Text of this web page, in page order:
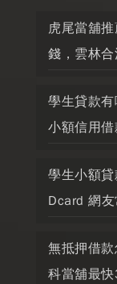
虎尾當舖
錢，雲林
學生貸款
小額信用借
學生小額貸
Dcard 網
無抵押借
科當舖最